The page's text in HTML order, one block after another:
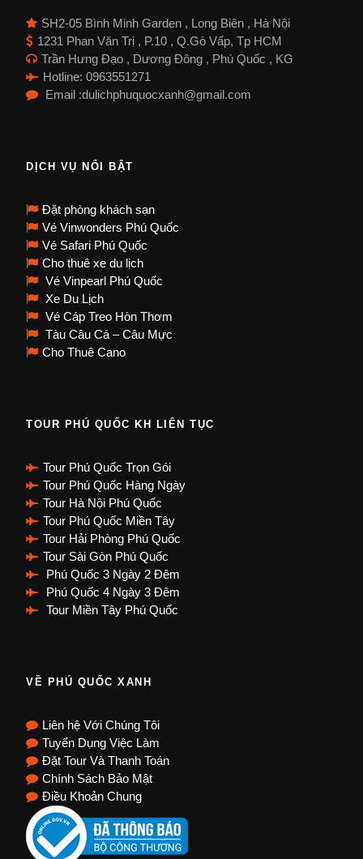
SH2-05 Bình Minh Garden , Long Biên , Hà Nội
1231 Phan Văn Trị , P.10 , Q.Gò Vấp, Tp HCM
Trần Hưng Đạo , Dương Đông , Phú Quốc , KG
Hotline: 0963551271
Email :dulichphuquocxanh@gmail.com
DỊCH VỤ NỔI BẬT
Đặt phòng khách sạn
Vé Vinwonders Phú Quốc
Vé Safari Phú Quốc
Cho thuê xe du lịch
Vé Vinpearl Phú Quốc
Xe Du Lịch
Vé Cáp Treo Hòn Thơm
Tàu Câu Cá – Câu Mực
Cho Thuê Cano
TOUR PHÚ QUỐC KH LIÊN TỤC
Tour Phú Quốc Trọn Gói
Tour Phú Quốc Hàng Ngày
Tour Hà Nội Phú Quốc
Tour Phú Quốc Miền Tây
Tour Hải Phòng Phú Quốc
Tour Sài Gòn Phú Quốc
Phú Quốc 3 Ngày 2 Đêm
Phú Quốc 4 Ngày 3 Đêm
Tour Miền Tây Phú Quốc
VỀ PHÚ QUỐC XANH
Liên hệ Với Chúng Tôi
Tuyển Dụng Việc Làm
Đặt Tour Và Thanh Toán
Chính Sách Bảo Mật
Điều Khoản Chung